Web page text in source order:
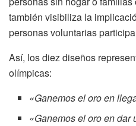
también visibiliza la
personas voluntarias
Así, los diez diseños
olímpicas:
«Ganemos el oro en
«Ganemos el oro en dar